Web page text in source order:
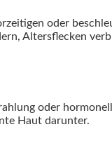
oder
Altersflecken
oder
Haut darunter.